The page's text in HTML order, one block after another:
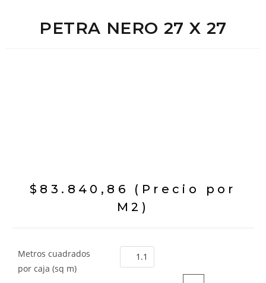
PETRA NERO 27 X 27
$ 83.840,86
(Precio por
M2)
Metros cuadrados
por caja (sq m)